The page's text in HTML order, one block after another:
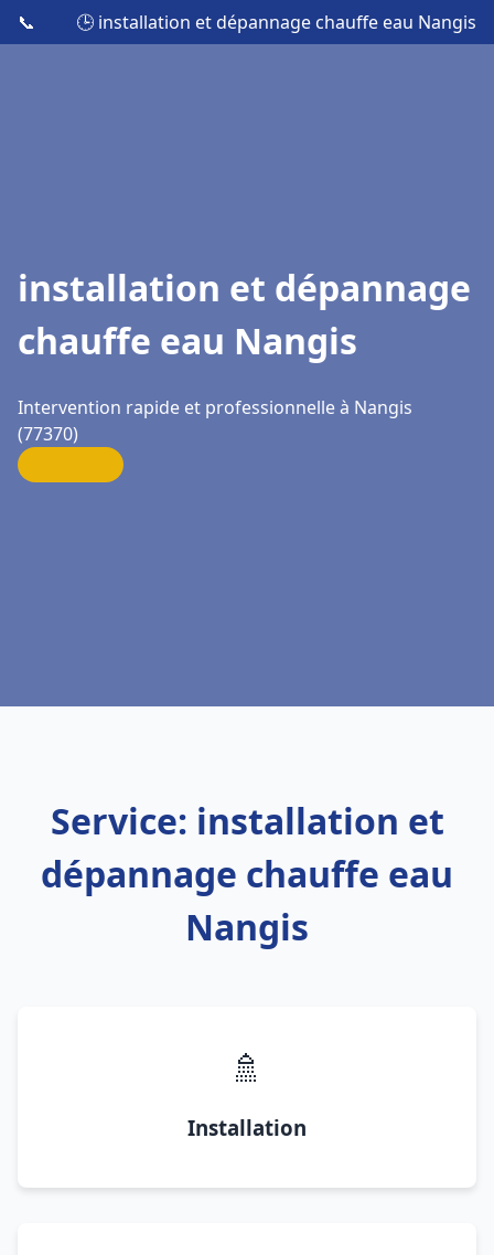
📞 🕒 installation et dépannage chauffe eau Nangis
installation et dépannage
chauffe eau Nangis
Intervention rapide et professionnelle à Nangis
(77370)
Service: installation et
dépannage chauffe eau
Nangis
🚿
Installation